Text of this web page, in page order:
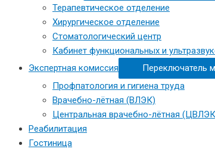
Терапевтическое отделение
Хирургическое отделение
Стоматологический центр
Кабинет функциональных и
Экспертная комиссия
Переключатель
Профпатология и гигиена труда
Врачебно-лётная (ВЛЭК)
Центральная врачебно-лётная
Реабилитация
Гостиница